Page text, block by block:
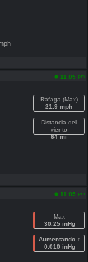
11:05 pm
Ráfaga (Max)
21.9 mph
Distancia del
viento
64 mi
11:05 pm
Max
30.25 inHg
Aumentando ↑
0.010 inHg